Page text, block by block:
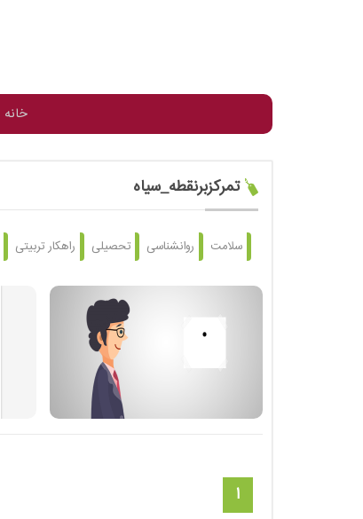
خانه
تمرکزبرنقطه_سیاه
سلامت روانشناسی تحصیلی راهکار تربیتی
1